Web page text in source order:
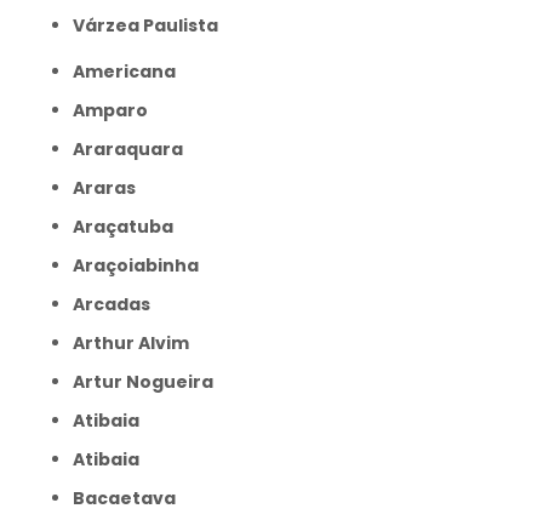
Várzea Paulista
Americana
Amparo
Araraquara
Araras
Araçatuba
Araçoiabinha
Arcadas
Arthur Alvim
Artur Nogueira
Atibaia
Atibaia
Bacaetava